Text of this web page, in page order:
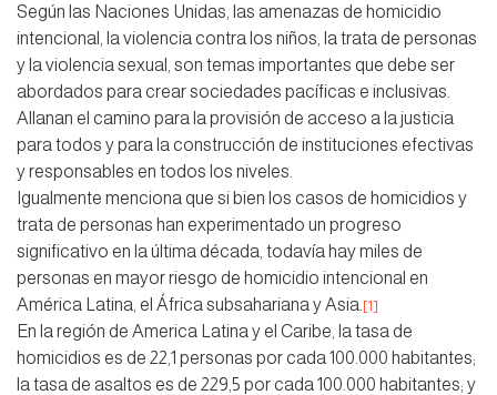
Según las Naciones Unidas, las amenazas de homicidio
intencional, la violencia contra los niños, la trata de personas
y la violencia sexual, son temas importantes que debe ser
abordados para crear sociedades pacíficas e inclusivas.
Allanan el camino para la provisión de acceso a la justicia
para todos y para la construcción de instituciones efectivas
y responsables en todos los niveles.
Igualmente menciona que si bien los casos de homicidios y
trata de personas han experimentado un progreso
significativo en la última década, todavía hay miles de
personas en mayor riesgo de homicidio intencional en
América Latina, el África subsahariana y Asia. [1]
En la región de America Latina y el Caribe, la tasa de
homicidios es de 22,1 personas por cada 100.000 habitantes;
la tasa de asaltos es de 229,5 por cada 100.000 habitantes; y